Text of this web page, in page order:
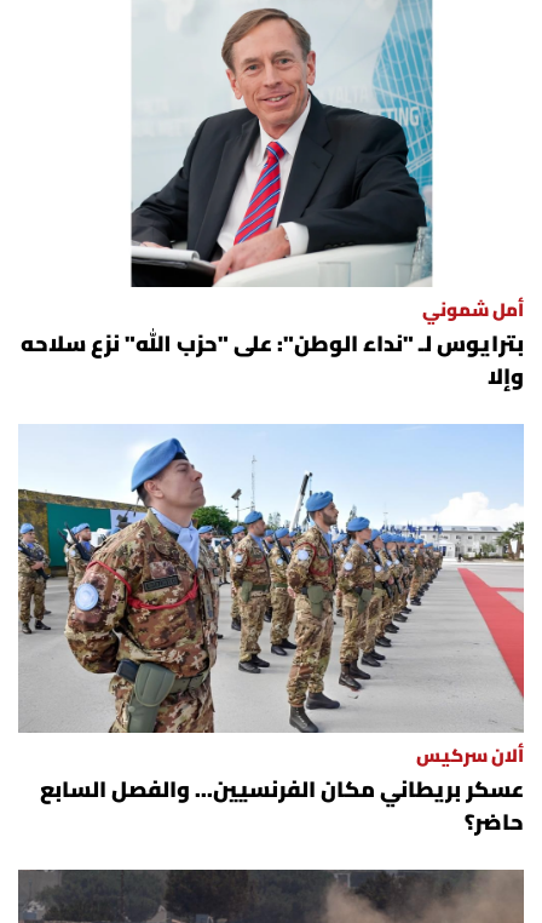
أمل شموني
بترايوس لـ "نداء الوطن": على "حزب الله" نزع سلاحه
وإلا
ألان سركيس
عسكر بريطاني مكان الفرنسيين... والفصل السابع
حاضر؟